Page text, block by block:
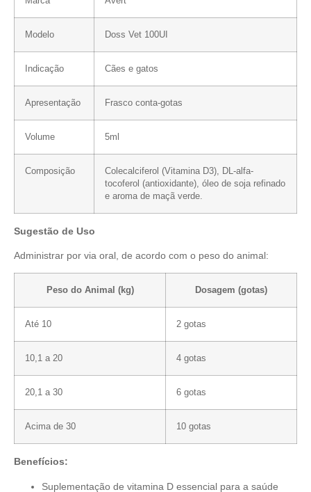
Modelo Doss Vet 100UI
Indicação Cães e gatos
Apresentação Frasco conta-gotas
Volume 5ml
Composição
Colecalciferol (Vitamina D3), DL-alfa-
tocoferol (antioxidante), óleo de soja refinado
e aroma de maçã verde.
Sugestão de Uso
Administrar por via oral, de acordo com o peso do animal:
Peso do Animal (kg) Dosagem (gotas)
Até 10 2 gotas
10,1 a 20 4 gotas
20,1 a 30 6 gotas
Acima de 30 10 gotas
Benefícios:
Suplementação de vitamina D essencial para a saúde